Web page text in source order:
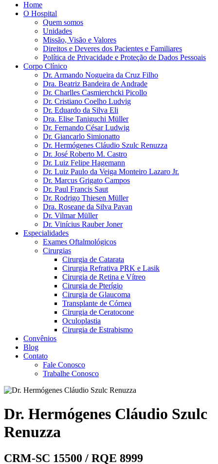
Home
O Hospital
Quem somos
Unidades
Missão, Visão e Valores
Direitos e Deveres dos Pacientes e Familiares
Política de Privacidade e Proteção de Dados Pessoais
Corpo Clínico
Dr. Armando Nogueira da Cruz Filho
Dra. Beatriz Bandeira de Andrade
Dr. Charlles Casmierchcki Picollo
Dr. Cristiano Coelho Ludvig
Dr. Eduardo da Silva Eli
Dra. Elise Taniguchi Müller
Dr. Fernando César Ludwig
Dr. Giancarlo Simionatto
Dr. Hermógenes Cláudio Szulc Renuzza
Dr. José Roberto M. Castro
Dr. Luiz Felipe Hagemann
Dr. Luiz Paulo da Veiga Monteiro Lazaro Jr.
Dr. Marcus Grigato Campos
Dr. Paul Francis Saut
Dr. Rodrigo Thiesen Müller
Dra. Roseane da Silva Pavan
Dr. Vilmar Müller
Dr. Vinícius Rauber Joner
Especialidades
Exames Oftalmológicos
Cirurgias
Cirurgia de Catarata
Cirurgia Refrativa PRK e Lasik
Cirurgia de Retina e Vítreo
Cirurgia de Pterígio
Cirurgia de Glaucoma
Transplante de Córnea
Cirurgia de Ceratocone
Oculoplastia
Cirurgia de Estrabismo
Convênios
Blog
Contato
Fale Conosco
Trabalhe Conosco
Dr. Hermógenes Cláudio Szulc
Renuzza
CRM-SC 15500 / RQE 8999